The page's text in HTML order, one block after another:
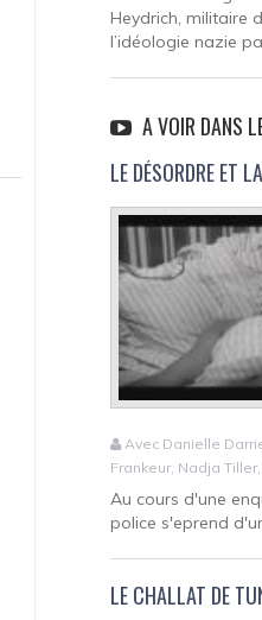
Heydrich, militaire
l’idéologie nazie
A VOIR DANS
LE DÉSORDRE ET
Avec Danielle
Frankeur, Nadja
Au cours d'une
police s'eprend
LE CHALLAT DE